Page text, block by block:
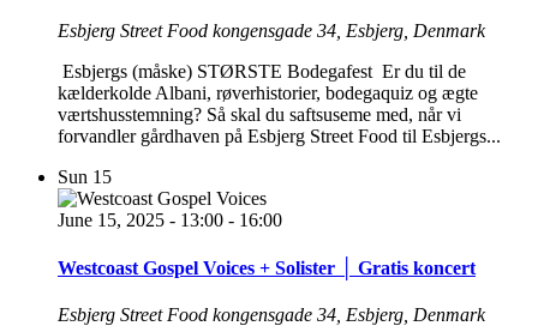
Esbjerg Street Food kongensgade 34, Esbjerg, Denmark
Esbjergs (måske) STØRSTE Bodegafest Er du til de
kælderkolde Albani, røverhistorier, bodegaquiz og ægte
værtshusstemning? Så skal du saftsuseme med, når vi
forvandler gårdhaven på Esbjerg Street Food til Esbjergs...
Sun 15
June 15, 2025 - 13:00 - 16:00
Westcoast Gospel Voices + Solister │ Gratis koncert
Esbjerg Street Food kongensgade 34, Esbjerg, Denmark